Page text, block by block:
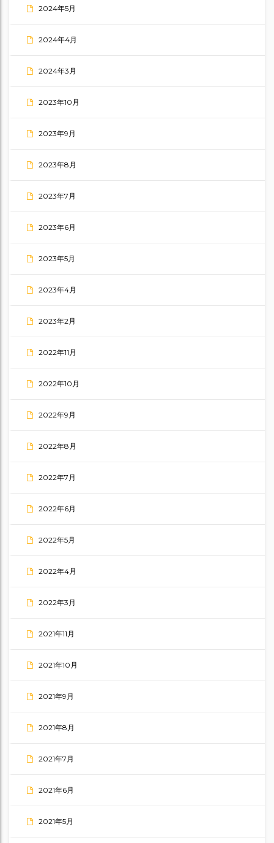
2024年5月
2024年4月
2024年3月
2023年10月
2023年9月
2023年8月
2023年7月
2023年6月
2023年5月
2023年4月
2023年2月
2022年11月
2022年10月
2022年9月
2022年8月
2022年7月
2022年6月
2022年5月
2022年4月
2022年3月
2021年11月
2021年10月
2021年9月
2021年8月
2021年7月
2021年6月
2021年5月